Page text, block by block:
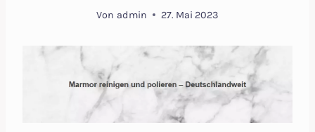
Von admin 27. Mai 2023